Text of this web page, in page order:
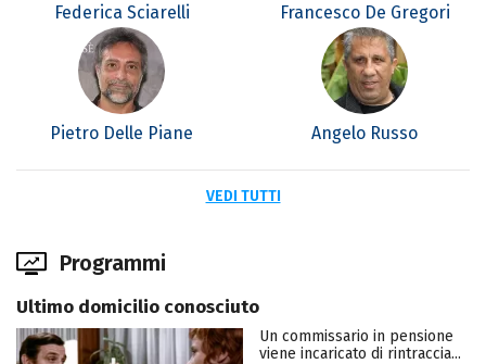
Federica Sciarelli Francesco De Gregori
Pietro Delle Piane Angelo Russo
VEDI TUTTI
Programmi
Ultimo domicilio conosciuto
Un commissario in pensione
viene incaricato di rintraccia...